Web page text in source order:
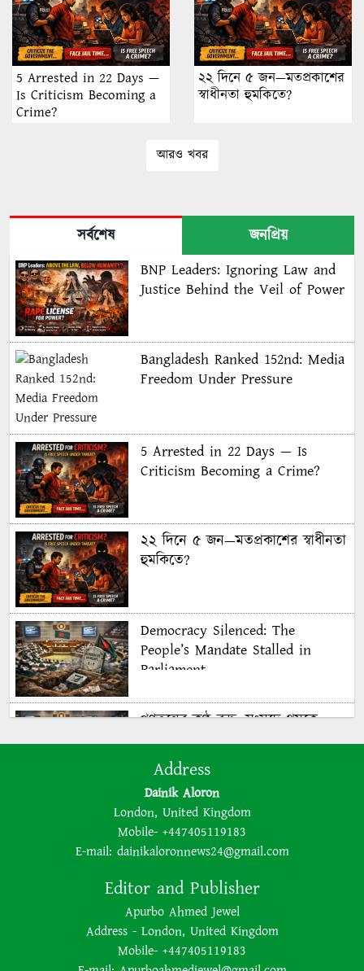
5 Arrested in 22 Days —
Is Criticism Becoming a
Crime?
২২ দিনে ৫ জন—মতপ্রকাশের
স্বাধীনতা হুমকিতে?
আরও খবর
সর্বশেষ
জনপ্রিয়
BNP Leaders: Ignoring Law and
Justice Behind the Veil of Power
Bangladesh Ranked 152nd: Media
Freedom Under Pressure
5 Arrested in 22 Days — Is
Criticism Becoming a Crime?
২২ দিনে ৫ জন—মতপ্রকাশের স্বাধীনতা
হুমকিতে?
Democracy Silenced: The
People’s Mandate Stalled in
Parliament
গণতন্ত্রের কণ্ঠ রুদ্ধ: সংসদে থমকে
গণরায়
The BNP is disregarding
democracy out of a lust for
power
ক্ষমতার লোভে গণতন্ত্রকে উপেক্ষা
করছে বিএনপি
Address
Dainik Aloron
London, United Kingdom
Mobile- +447405119183
E-mail: dainikaloronnews24@gmail.com
Editor and Publisher
Apurbo Ahmed Jewel
Address - London, United Kingdom
Mobile- +447405119183